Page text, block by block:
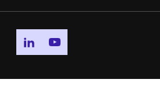
Go to linkedin page